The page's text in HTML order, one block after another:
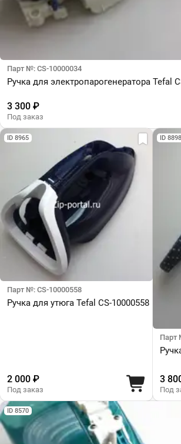
Парт №: CS-10000034
Ручка для электропарогенератора Tefal
3 300 ₽
Под заказ
ID 8965
Парт №: CS-10000558
Ручка для утюга Tefal CS-10000558
2 000 ₽
Под заказ
ID 8898
Парт
3
Под
ID 8570